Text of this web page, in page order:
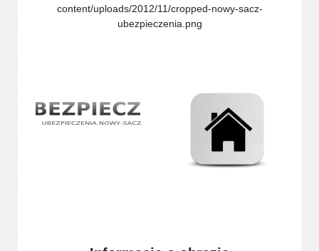
content/uploads/2012/11/cropped-nowy-sacz-
ubezpieczenia.png